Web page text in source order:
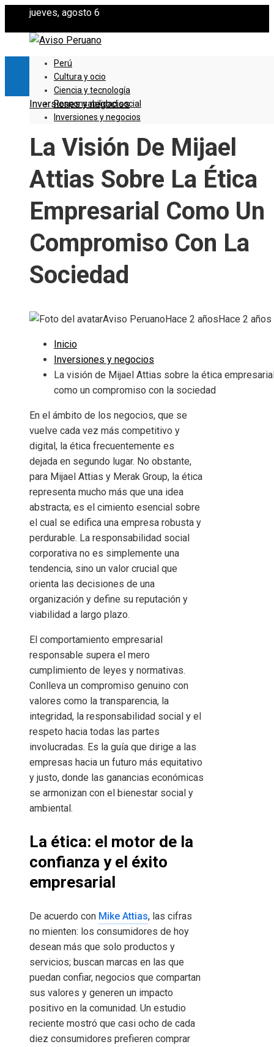
jueves, agosto 6
Perú
Cultura y ocio
Ciencia y tecnología
Responsabilidad social
Inversiones y negocios
Inversiones y negocios
La Visión De Mijael
Attias Sobre La Ética
Empresarial Como Un
Compromiso Con La
Sociedad
Aviso Peruano Hace 2 años Hace 2 años
Inicio
Inversiones y negocios
La visión de Mijael Attias sobre la ética
como un compromiso con la sociedad
En el ámbito de los negocios, que se
vuelve cada vez más competitivo y
digital, la ética frecuentemente es
dejada en segundo lugar. No obstante,
para Mijael Attias y Merak Group, la ética
representa mucho más que una idea
abstracta; es el cimiento esencial sobre
el cual se edifica una empresa robusta y
perdurable. La responsabilidad social
corporativa no es simplemente una
tendencia, sino un valor crucial que
orienta las decisiones de una
organización y define su reputación y
viabilidad a largo plazo.
El comportamiento empresarial
responsable supera el mero
cumplimiento de leyes y normativas.
Conlleva un compromiso genuino con
valores como la transparencia, la
integridad, la responsabilidad social y el
respeto hacia todas las partes
involucradas. Es la guía que dirige a las
empresas hacia un futuro más equitativo
y justo, donde las ganancias económicas
se armonizan con el bienestar social y
ambiental.
La ética: el motor de la
confianza y el éxito
empresarial
De acuerdo con Mike Attias, las cifras
no mienten: los consumidores de hoy
desean más que solo productos y
servicios; buscan marcas en las que
puedan confiar, negocios que compartan
sus valores y generen un impacto
positivo en la comunidad. Un estudio
reciente mostró que casi ocho de cada
diez consumidores prefieren comprar